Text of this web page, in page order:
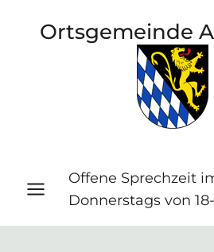
Ortsgemeinde
Offene Sprechzeit
Donnerstags von